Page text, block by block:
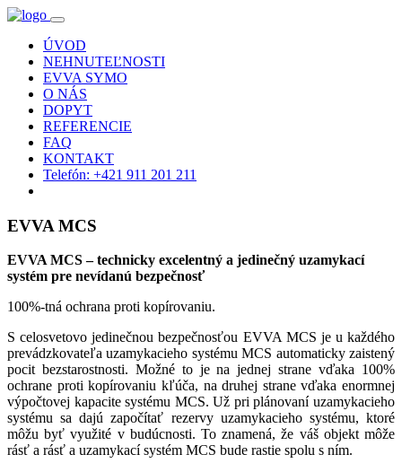
ÚVOD
NEHNUTEĽNOSTI
EVVA SYMO
O NÁS
DOPYT
REFERENCIE
FAQ
KONTAKT
Telefón: +421 911 201 211
EVVA MCS
EVVA MCS – technicky excelentný a jedinečný uzamykací
systém pre nevídanú bezpečnosť
100%-tná ochrana proti kopírovaniu.
S celosvetovo jedinečnou bezpečnosťou EVVA MCS je u každého
prevádzkovateľa uzamykacieho systému MCS automaticky zaistený
pocit bezstarostnosti. Možné to je na jednej strane vďaka 100%
ochrane proti kopírovaniu kľúča, na druhej strane vďaka enormnej
výpočtovej kapacite systému MCS. Už pri plánovaní uzamykacieho
systému sa dajú započítať rezervy uzamykacieho systému, ktoré
môžu byť využité v budúcnosti. To znamená, že váš objekt môže
rásť a rásť a uzamykací systém MCS bude rastie spolu s ním.